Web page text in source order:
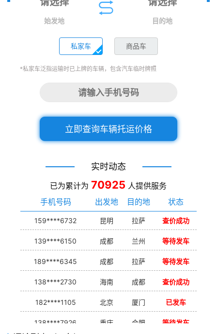
始发地 目的地
私家车 商品车
*私家车泛指运输时已上牌的车辆，包含汽车临时牌照
立即查询车辆托运价格
实时动态
已为累计为 70925 人提供服务
手机号码
出发地 目的地 状态
159****6732 昆明 拉萨 查价成功
139****6150 成都 兰州 等待发车
189****6345 成都 拉萨 等待发车
138****2730 海南 成都 查价成功
182****1105 北京 厦门 已发车
138****7926 重庆 合肥 等待发车